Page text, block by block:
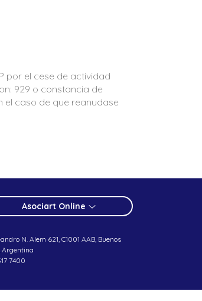
por el cese de actividad
929 o constancia de
el caso de que reanudase
Asociart Online
N. Alem 621, C1001 AAB, Buenos
Argentina
7400